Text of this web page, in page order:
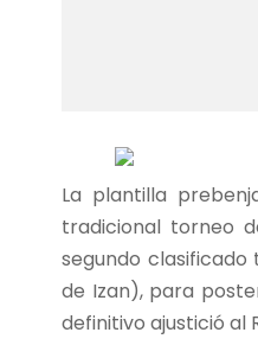
La plantilla
tradicional torneo
segundo
de Izan), para
definitivo ajustició al